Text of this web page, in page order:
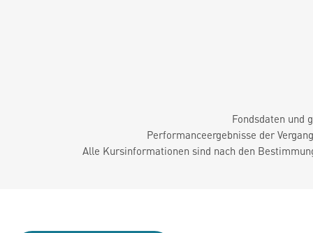
Fondsdaten und
Performanceergebnisse der
Alle Kursinformationen sind nach den